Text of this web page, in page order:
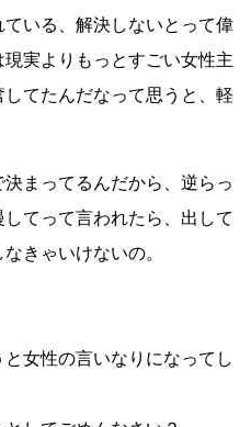
いる、解決しないとって偉
実よりもっとすごい女性主
てたんだなって思うと、軽
まってるんだから、逆らっ
てって言われたら、出して
きゃいけないの。
女性の言いなりになってし